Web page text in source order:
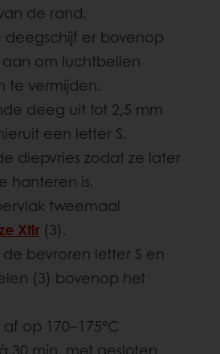
de rand.
er bovenop
om luchtbellen
te vermijden.
deeg uit tot 2,5 mm
een letter S.
diepvries zodat ze later
hanteren is.
tweemaal
Xtlr (3).
bevroren letter S en
(3) bovenop het
op 170–175°C
30 min. met gesloten